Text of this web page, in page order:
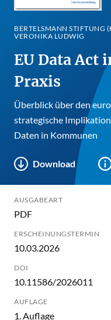
BERTELSMANN STIFTUNG
VERONIKA LUDWIG
EU Data Act
Praxis
Überblick über den
strategische
Daten in Kommunen
Download
AUSGABEART
PDF
ERSCHEINUNGSTERMIN
10.03.2026
DOI
10.11586/2026011
AUFLAGE
1. Auflage